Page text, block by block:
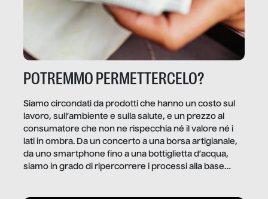
POTREMMO PERMETTERCELO?
Siamo circondati da prodotti che hanno un costo sul
lavoro, sull’ambiente e sulla salute, e un prezzo al
consumatore che non ne rispecchia né il valore né i
lati in ombra. Da un concerto a una borsa artigianale,
da uno smartphone fino a una bottiglietta d’acqua,
siamo in grado di ripercorrere i processi alla base